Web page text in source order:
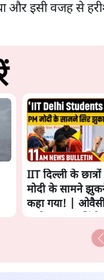
और इसी वजह से
IIT दिल्ली के
मोदी के सामने
कहा गया! |